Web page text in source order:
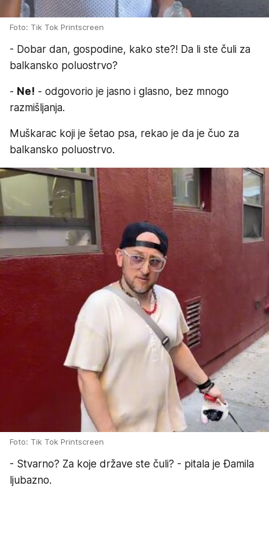
Foto: Tik Tok Printscreen
- Dobar dan, gospodine, kako ste?! Da li ste čuli za
balkansko poluostrvo?
- Ne! - odgovorio je jasno i glasno, bez mnogo
razmišljanja.
Muškarac koji je šetao psa, rekao je da je čuo za
balkansko poluostrvo.
Foto: Tik Tok Printscreen
- Stvarno? Za koje države ste čuli? - pitala je Đamila
ljubazno.